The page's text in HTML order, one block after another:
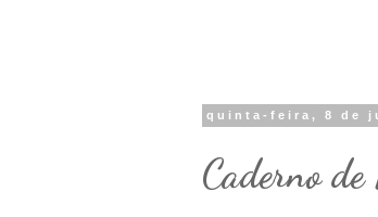
quinta-feira, 8 de
Caderno